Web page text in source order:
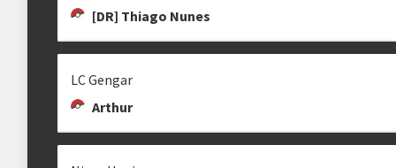
[DR] Thiago Nunes
LC Gengar
Arthur